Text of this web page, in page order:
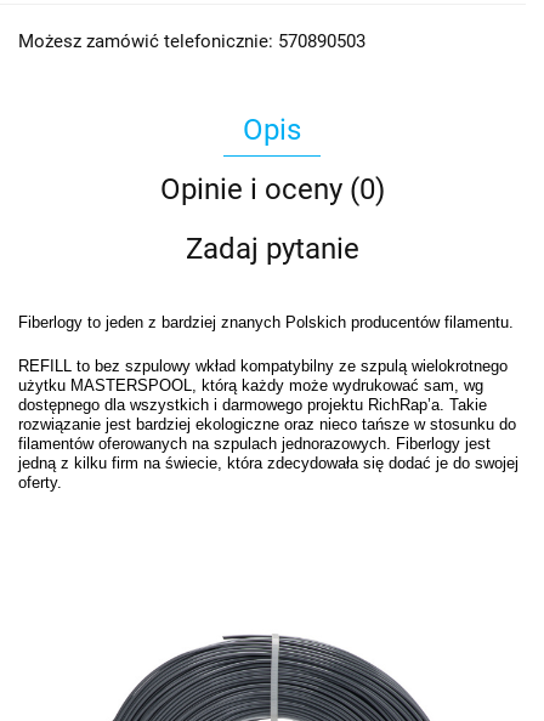
Możesz zamówić telefonicznie: 570890503
Opis
Opinie i oceny (0)
Zadaj pytanie
Fiberlogy to jeden z bardziej znanych Polskich producentów filamentu.
REFILL to bez szpulowy wkład kompatybilny ze szpulą wielokrotnego
użytku MASTERSPOOL, którą każdy może wydrukować sam, wg
dostępnego dla wszystkich i darmowego projektu RichRap’a. Takie
rozwiązanie jest bardziej ekologiczne oraz nieco tańsze w stosunku do
filamentów oferowanych na szpulach jednorazowych. Fiberlogy jest
jedną z kilku firm na świecie, która zdecydowała się dodać je do swojej
oferty.